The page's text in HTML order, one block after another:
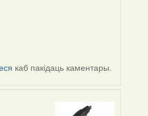
каб пакідаць каментары.